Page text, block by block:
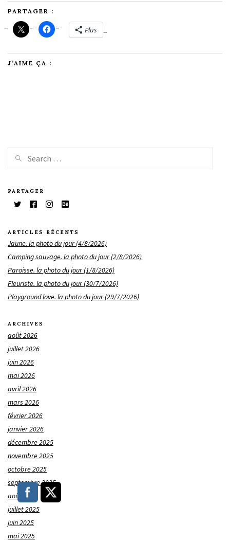
PARTAGER :
Plus
J’AIME ÇA :
PARTAGER
ARTICLES RÉCENTS
Jaune. la photo du jour (4/8/2026)
Camping sauvage. la photo du jour (2/8/2026)
Paroisse. la photo du jour (1/8/2026)
Fleuriste. la photo du jour (30/7/2026)
Playground love. la photo du jour (29/7/2026)
ARCHIVES
août 2026
juillet 2026
juin 2026
mai 2026
avril 2026
mars 2026
février 2026
janvier 2026
décembre 2025
novembre 2025
octobre 2025
septembre 2025
août 2025
juillet 2025
juin 2025
mai 2025